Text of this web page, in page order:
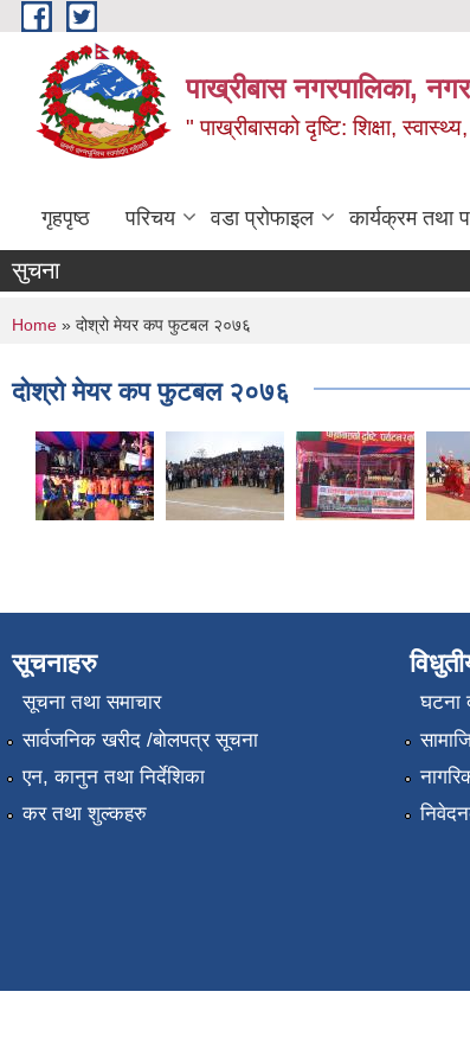
Skip to main content
पाख्रीबास नगरपालिका,
" पाख्रीबासको दृष्टि: शिक्षा,
गृहपृष्ठ परिचय वडा प्रोफाइल कार्यक्रम तथा
सुचना
You are here
Home » दोश्रो मेयर कप फुटबल २०७६
दोश्रो मेयर कप फुटबल २०७६
सूचनाहरु
सूचना तथा समाचार
सार्वजनिक खरीद /बोलपत्र सूचना
एन, कानुन तथा निर्देशिका
कर तथा शुल्कहरु
घटना